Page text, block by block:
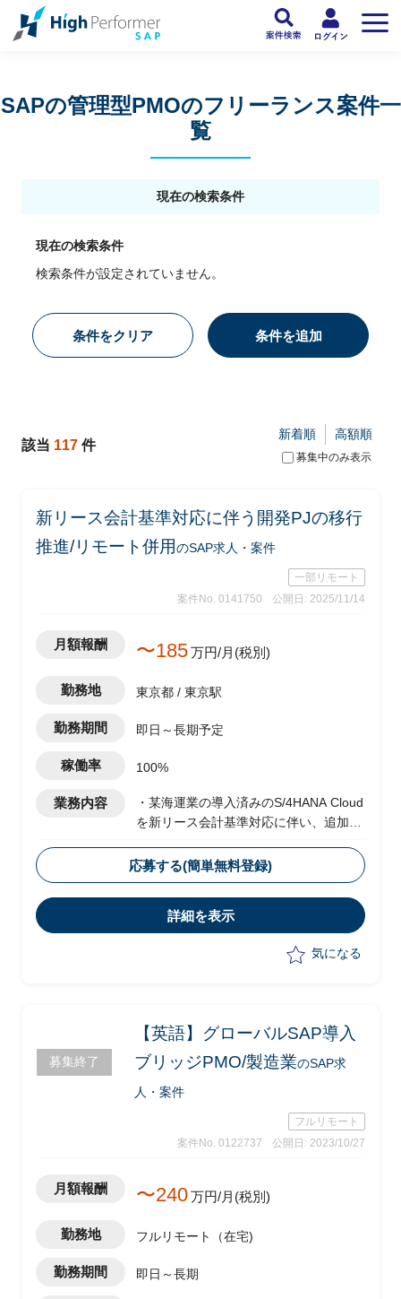
SAPの管理型PMOのフリーランス案件一
覧
現在の検索条件
現在の検索条件
検索条件が設定されていません。
条件をクリア 条件を追加
該当 117 件
募集中のみ表示
新着順 高額順
新リース会計基準対応に伴う開発PJの移行
推進/リモート併用のSAP求人・案件
一部リモート
案件No. 0141750
公開日: 2025/11/14
月額報酬 〜185万円/月(税別)
勤務地 東京都 / 東京駅
勤務期間 即日～長期予定
稼働率 100%
業務内容
・某海運業の導入済みのS/4HANA Cloud
を新リース会計基準対応に伴い、追加開
・新リース会計基準対応PJにおける移行
業務を担当
※有力候補はPro PlusやOBIC
・既存システムからの移行作業の推進
ュールの管理や課題管理を担当
応募する(簡単無料登録)
詳細を表示
気になる
募集終了
【英語】グローバルSAP導入
ブリッジPMO/製造業のSAP求
人・案件
フルリモート
案件No. 0122737
公開日: 2023/10/27
月額報酬 〜240万円/月(税別)
勤務地 フルリモート（在宅)
勤務期間 即日～長期